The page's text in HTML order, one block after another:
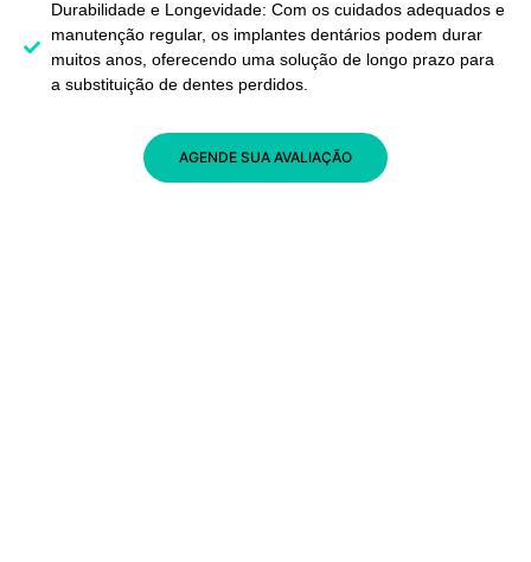
Durabilidade e Longevidade: Com os cuidados adequados e
manutenção regular, os implantes dentários podem durar
muitos anos, oferecendo uma solução de longo prazo para
a substituição de dentes perdidos.
AGENDE SUA AVALIAÇÃO